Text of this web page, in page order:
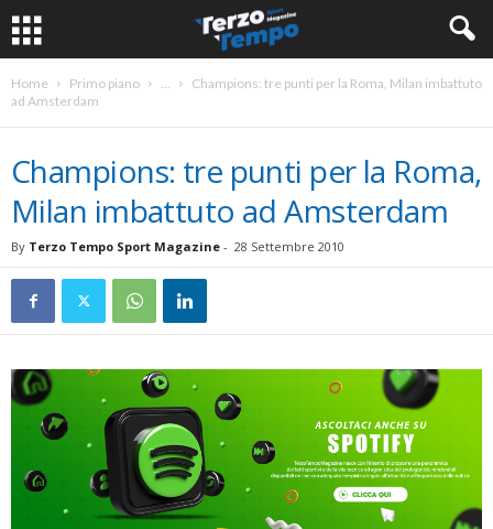
Home Primo piano ...
Champions: tre punti per la Roma, Milan imbattuto
ad Amsterdam
Champions: tre punti per la Roma,
Milan imbattuto ad Amsterdam
By Terzo Tempo Sport Magazine - 28 Settembre 2010